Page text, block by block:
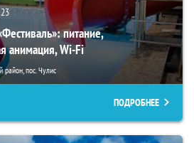
23
питание,
анимация, Wi-Fi
район, пос. Чулис
ПОДРОБНЕЕ